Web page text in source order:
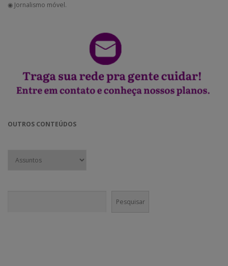
◉ Jornalismo móvel.
OUTROS CONTEÚDOS
Pesquisar